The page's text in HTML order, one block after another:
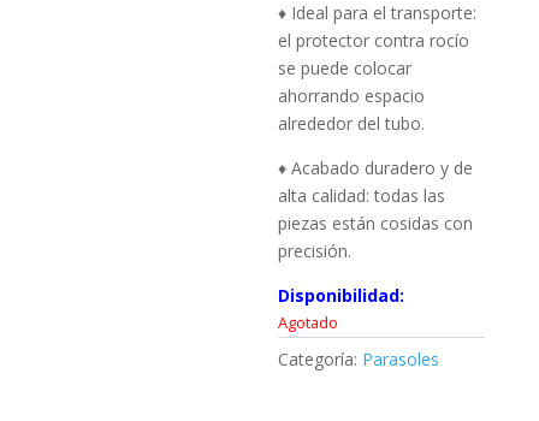
♦ Ideal para el transporte:
el protector contra rocío
se puede colocar
ahorrando espacio
alrededor del tubo.
♦ Acabado duradero y de
alta calidad: todas las
piezas están cosidas con
precisión.
Disponibilidad:
Agotado
Categoría: Parasoles